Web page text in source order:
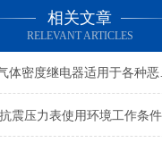
相关文章
RELEVANT ARTICLES
sf6气
震压力表使用环境工作条件